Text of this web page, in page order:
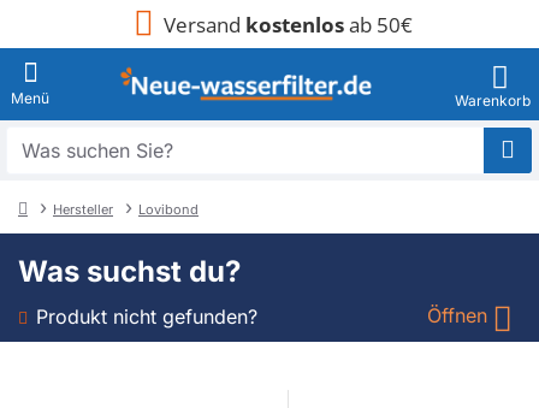
Versand kostenlosab 50€
Was
Sie?
Hersteller Lovibond
Was suchst du?
Produkt nicht gefunden? Öffnen